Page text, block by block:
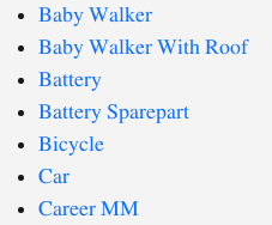
Baby Walker
Baby Walker With Roof
Battery
Battery Sparepart
Bicycle
Car
Career MM